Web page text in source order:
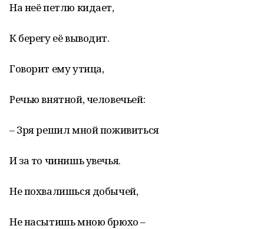
На неё петлю кидает,
К берегу её выводит.
Говорит ему утица,
Речью внятной, человечьей:
– Зря решил мной поживиться
И за то чинишь увечья.
Не похвалишься добычей,
Не насытишь мною брюхо –